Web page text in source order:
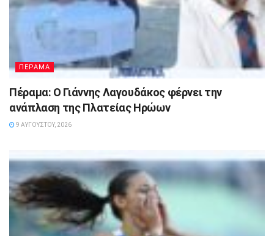
ΠΕΡΑΜΑ
Πέραμα: Ο Γιάννης Λαγουδάκος φέρνει την
ανάπλαση της Πλατείας Ηρώων
9 ΑΥΓΟΎΣΤΟΥ, 2026